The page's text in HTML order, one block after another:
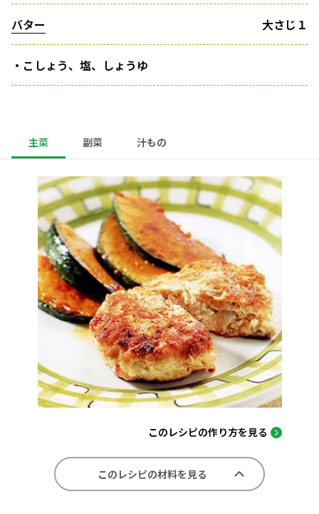
バター 大さじ１
・こしょう、塩、しょうゆ
主菜 副菜 汁もの
このレシピの作り方を見る
このレシピの材料を見る